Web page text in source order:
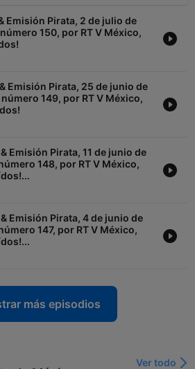
Emisión Pirata, 2 de julio de
150, por RT V México,
Emisión Pirata, 25 de junio de
149, por RT V México,
Emisión Pirata, 11 de junio de
148, por RT V México,
Emisión Pirata, 4 de junio de
147, por RT V México,
más episodios
Ver todo